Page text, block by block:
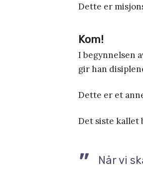
Dette er
Kom!
I begynnelsen
gir han
Dette er et
Det siste kallet
Når vi